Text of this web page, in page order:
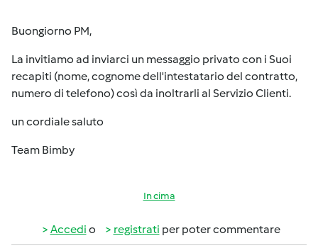
Buongiorno PM,
La invitiamo ad inviarci un messaggio privato con i Suoi
recapiti (nome, cognome dell'intestatario del contratto,
numero di telefono) così da inoltrarli al Servizio Clienti.
un cordiale saluto
Team Bimby
In cima
Accedi o registrati per poter commentare